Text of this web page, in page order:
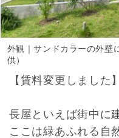
外観｜サンドカラーの外壁
供）
【賃料変更しました】
長屋といえば街中に
ここは緑あふれる自